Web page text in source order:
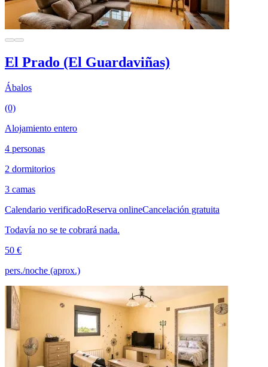
El Prado (El Guardaviñas)
Ábalos
(0)
Alojamiento entero
4 personas
2 dormitorios
3 camas
Calendario verificadoReserva onlineCancelación gratuita
Todavía no se te cobrará nada.
50 €
pers./noche (aprox.)